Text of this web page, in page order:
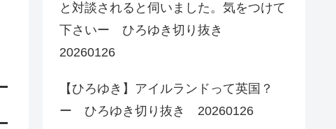
と対談されると伺いました。気をつけて
下さいー ひろゆき切り抜き
20260126
【ひろゆき】アイルランドって英国？
ー ひろゆき切り抜き 20260126